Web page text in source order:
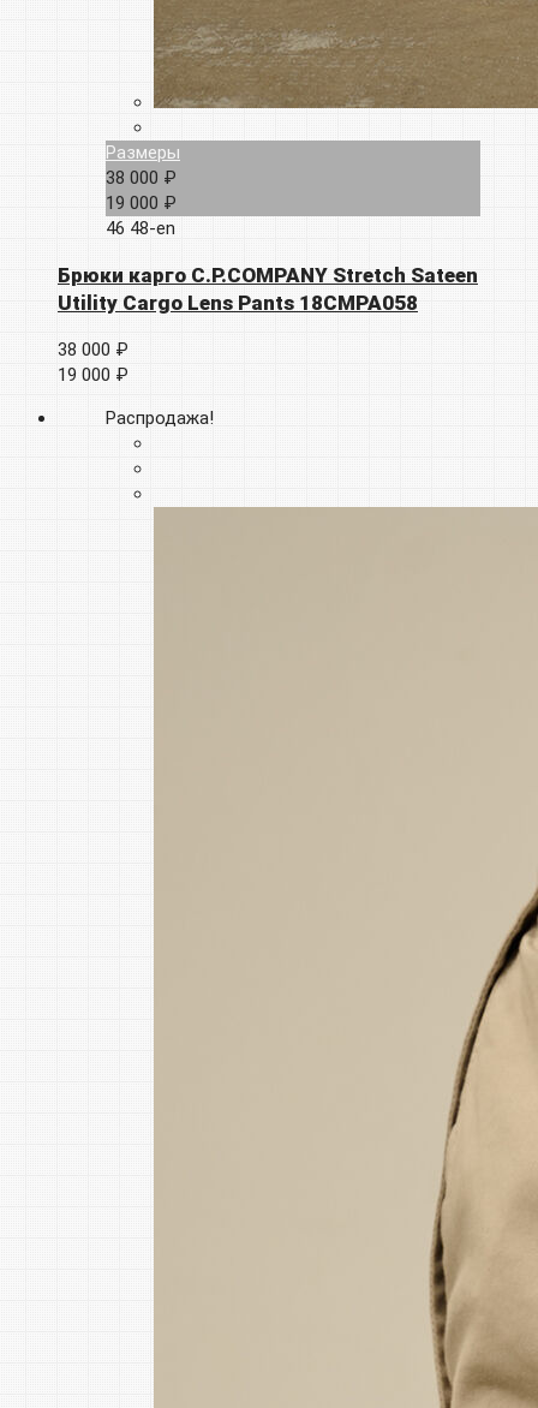
Размеры
38 000 ₽
19 000 ₽
46 48-en
Брюки карго C.P.COMPANY Stretch Sateen
Utility Cargo Lens Pants 18CMPA058
38 000 ₽
19 000 ₽
Распродажа!